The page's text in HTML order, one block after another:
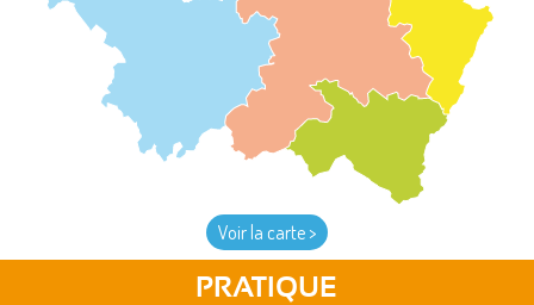
Voir la carte >
PRATIQUE